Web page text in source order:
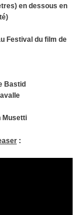
en dessous en
Festival du film de
Bastid
Musetti
: